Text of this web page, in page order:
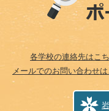
各学校の連絡先はこ
メールでのお問い合わせは